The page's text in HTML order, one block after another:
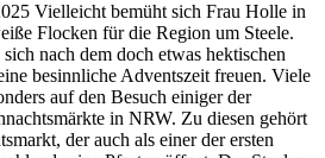
Vielleicht bemüht sich Frau Holle in
Flocken für die Region um Steele.
nach dem doch etwas hektischen
besinnliche Adventszeit freuen. Viele
auf den Besuch einiger der
in NRW. Zu diesen gehört
der auch als einer der ersten